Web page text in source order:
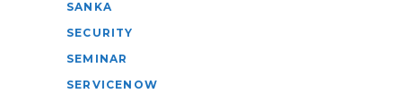
SANKA
SECURITY
SEMINAR
SERVICENOW